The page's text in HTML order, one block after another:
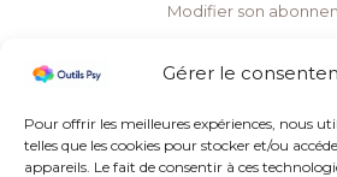
Gérer le
Pour offrir les meilleures expériences, nous
telles que les cookies pour stocker et/ou
appareils. Le fait de consentir à ces
Modifier son
Conditions
Conditions générales